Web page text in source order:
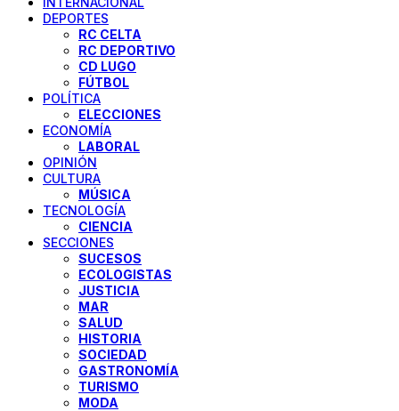
DEPORTES
RC CELTA
RC DEPORTIVO
CD LUGO
FÚTBOL
POLÍTICA
ELECCIONES
ECONOMÍA
LABORAL
OPINIÓN
CULTURA
MÚSICA
TECNOLOGÍA
CIENCIA
SECCIONES
SUCESOS
ECOLOGISTAS
JUSTICIA
MAR
SALUD
HISTORIA
SOCIEDAD
GASTRONOMÍA
TURISMO
MODA